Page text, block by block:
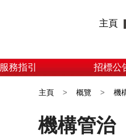
主頁
服務指引 招標公
主頁 > 概覽 > 機